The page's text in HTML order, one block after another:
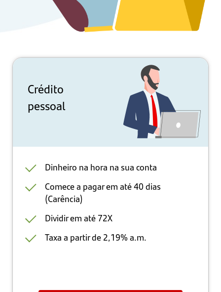
Crédito
pessoal
Dinheiro na hora na sua conta
Comece a pagar em até 40 dias
(Carência)
Dividir em até 72X
Taxa a partir de 2,19% a.m.